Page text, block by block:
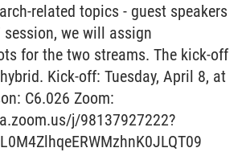
related topics - guest speakers
session, we will assign
for the two streams. The kick-off
Kick-off: Tuesday, April 8, at
C6.026 Zoom:
j/98137927222?